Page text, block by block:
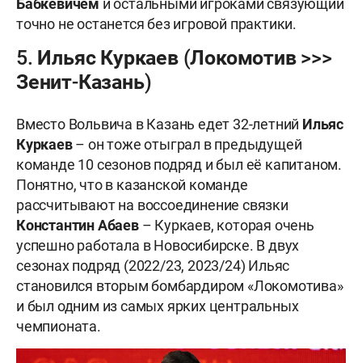
Бабкевичем и остальными игроками связующий
точно не останется без игровой практики.
5. Ильяс Куркаев (Локомотив >>>
Зенит-Казань)
Вместо Вольвича в Казань едет 32-летний Ильяс
Куркаев– он тоже отыграл в предыдущей
команде 10 сезонов подряд и был её капитаном.
Понятно, что в казанской команде
рассчитывают на воссоединение связки
Константин Абаев– Куркаев, которая очень
успешно работала в Новосибирске. В двух
сезонах подряд (2022/23, 2023/24) Ильяс
становился вторым бомбардиром «Локомотива»
и был одним из самых ярких центральных
чемпионата.